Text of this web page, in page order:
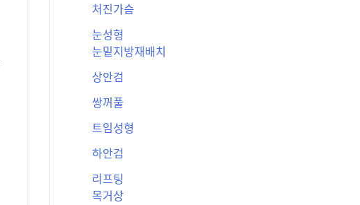
처진가슴
눈성형
눈밑지방재배치
상안검
쌍꺼풀
트임성형
하안검
리프팅
목거상